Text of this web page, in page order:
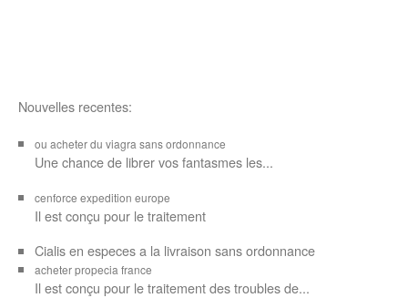
Nouvelles recentes:
ou acheter du viagra sans ordonnance
Une chance de librer vosfantasmes les...
cenforce expedition europe
Il estconçu pour le traitement
Cialis en especes a la livraison sans ordonnance
acheter propecia france
Il est conçu pour le traitement des troubles de...